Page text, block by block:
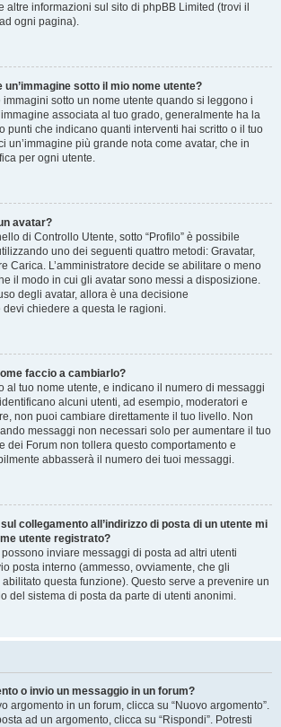
altre informazioni sul sito di phpBB Limited (trovi il
ogni pagina).
sotto il mio nome utente?
sotto un nome utente quando si leggono i
associata al tuo grado, generalmente ha la
punti che indicano quanti interventi hai scritto o il tuo
un’immagine più grande nota come avatar, che in
per ogni utente.
avatar?
di Controllo Utente, sotto “Profilo” è possibile
uno dei seguenti quattro metodi: Gravatar,
Carica. L’amministratore decide se abilitare o meno
il modo in cui gli avatar sono messi a disposizione.
degli avatar, allora è una decisione
devi chiedere a questa le ragioni.
faccio a cambiarlo?
al tuo nome utente, e indicano il numero di messaggi
alcuni utenti, ad esempio, moderatori e
non puoi cambiare direttamente il tuo livello. Non
messaggi non necessari solo per aumentare il tuo
dei Forum non tollera questo comportamento e
abbasserà il numero dei tuoi messaggi.
collegamento all’indirizzo di posta di un utente mi
utente registrato?
inviare messaggi di posta ad altri utenti
posta interno (ammesso, ovviamente, che gli
questa funzione). Questo serve a prevenire un
del sistema di posta da parte di utenti anonimi.
o invio un messaggio in un forum?
argomento in un forum, clicca su “Nuovo argomento”.
ad un argomento, clicca su “Rispondi”. Potresti